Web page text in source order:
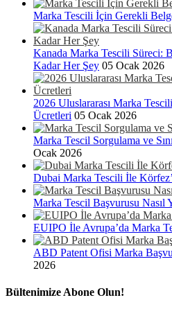
Marka Tescili İçin Gerekli
Kanada Marka Tescili Süreci:
Kadar Her Şey 05 Ocak 2026
2026 Uluslararası Marka
Ücretleri 05 Ocak 2026
Marka Tescil Sorgulama ve
Ocak 2026
Dubai Marka Tescili İle
Marka Tescil Başvurusu Nasıl
EUIPO İle Avrupa’da Marka
ABD Patent Ofisi Marka
2026
Bültenimize Abone Olun!